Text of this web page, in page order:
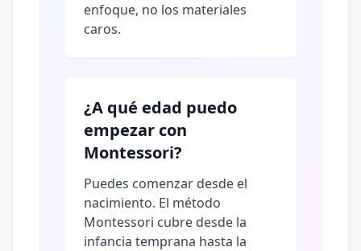
enfoque, no los materiales
caros.
¿A qué edad puedo
empezar con
Montessori?
Puedes comenzar desde el
nacimiento. El método
Montessori cubre desde la
infancia temprana hasta la